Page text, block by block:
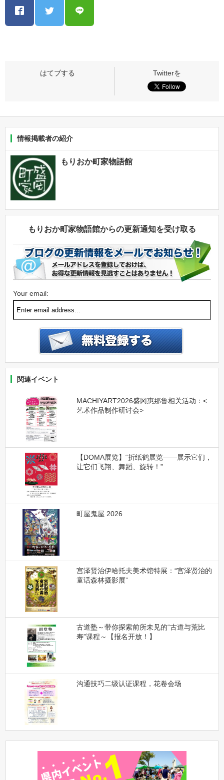
情報掲載者の紹介
もりおか町家物語館
もりおか町家物語館からの更新通知を受け取る
Your email:
関連イベント
MACHIYART2026盛冈惠那鲁相关活动：<
艺术作品制作研讨会>
【DOMA展览】“折纸鹤展览——展示它们，
让它们飞翔、舞蹈、旋转！”
町屋鬼屋 2026
宫泽贤治伊哈托夫美术馆特展：“宫泽贤治的
童话森林摄影展”
古道塾～带你探索前所未见的“古道与荒比
寿”课程～【报名开放！】
沟通技巧二级认证课程，花卷会场